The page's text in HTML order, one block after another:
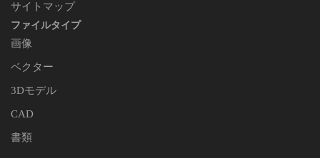
サイトマップ
ファイルタイプ
画像
ベクター
3Dモデル
CAD
書類